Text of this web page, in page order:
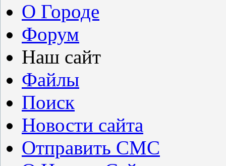
О Городе
Форум
Наш сайт
Файлы
Поиск
Новости сайта
Отправить СМС